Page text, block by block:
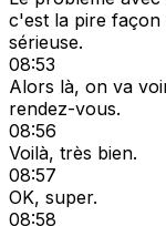
c'est la pire façon
sérieuse.
08:53
Alors là, on va
rendez-vous.
08:56
Voilà, très bien.
08:57
OK, super.
08:58